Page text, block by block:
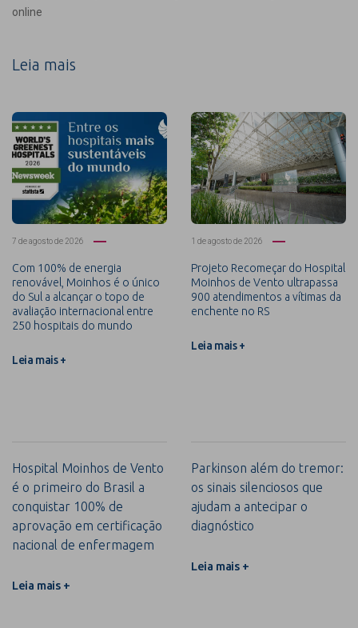
online
Leia mais
7 de agosto de 2026
Com 100% de energia
renovável, Moinhos é o único
do Sul a alcançar o topo de
avaliação internacional entre
250 hospitais do mundo
Leia mais +
1 de agosto de 2026
Projeto Recomeçar do Hospital
Moinhos de Vento ultrapassa
900 atendimentos a vítimas da
enchente no RS
Leia mais +
Hospital Moinhos de Vento
é o primeiro do Brasil a
conquistar 100% de
aprovação em certificação
nacional de enfermagem
Leia mais +
Parkinson além do tremor:
os sinais silenciosos que
ajudam a antecipar o
diagnóstico
Leia mais +